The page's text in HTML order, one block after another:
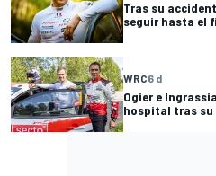
Tras su
seguir hasta el
WRC6 d
Ogier e
hospital tras